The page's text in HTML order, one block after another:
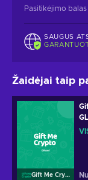
Pasitikėjimo balas
SAUGUS
Žaidėjai taip
Gift Me Crypto